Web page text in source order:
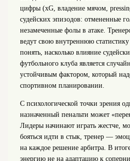
цифры (xG, владение мячом,
судейских эпизодов: отмененные
незамеченные фолы в атаке.
ведут свою внутреннюю статистику
понять, насколько влияние
футбольного клуба является
устойчивым фактором, который
спортивном планировании.
С психологической точки зрения
назначенный пенальти может
Лидеры начинают играть жестче,
бояться идти в стык, тренер —
на каждое решение арбитра. В
энергию не на адаптацию к